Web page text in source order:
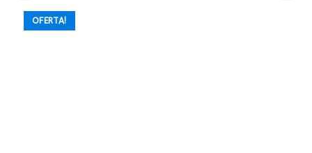
OFERTA!